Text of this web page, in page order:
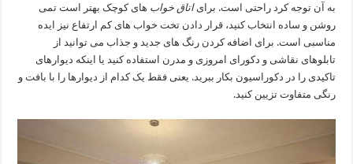
به آن توجه کرد راحتی است. برایاتاق خواب های کوچک بهتر است تمی
روشن و ساده انتخاب کنید، قرار دادن تخت خواب های کم ارتفاع نیز ایده
مناسبی است. برای اضافه کردن رنگ های جدید و جذاب می توانید از
تابلوهای نقاشی و دکورای امروزی و مدرن استفاده کنید یا اینکه دیوارهای
تاکیدی را در دکوراسیون بکار ببرید. یعنی فقط یک کدام از دیوارها را با بافت و
رنگی متفاوت تزیین کنید.